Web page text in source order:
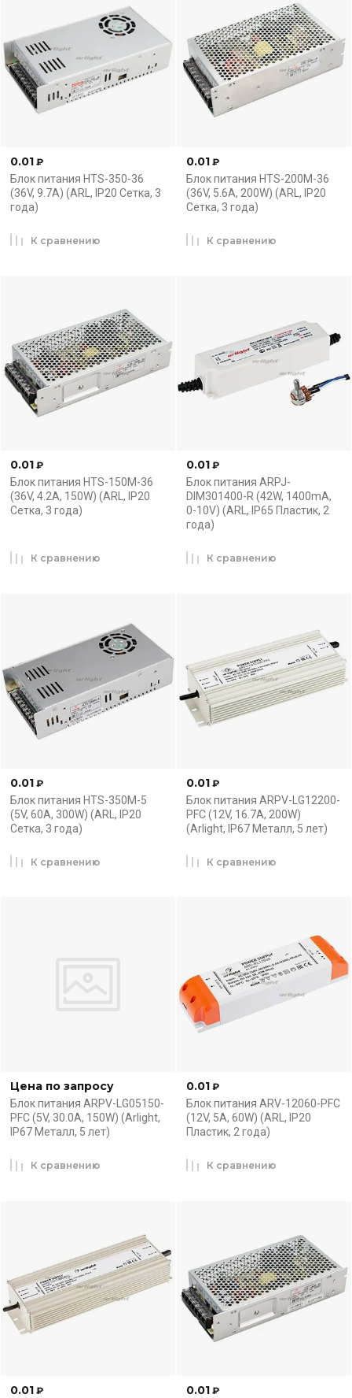
0.01 ₽
Блок питания HTS-350-36
(36V, 9.7A) (ARL, IP20 Сетка, 3
года)
К сравнению
0.01 ₽
Блок питания HTS-200M-36
(36V, 5.6A, 200W) (ARL, IP20
Сетка, 3 года)
К сравнению
0.01 ₽
Блок питания HTS-150M-36
(36V, 4.2A, 150W) (ARL, IP20
Сетка, 3 года)
К сравнению
0.01 ₽
Блок питания ARPJ-
DIM301400-R (42W, 1400mA,
0-10V) (ARL, IP65 Пластик, 2
года)
К сравнению
0.01 ₽
Блок питания HTS-350M-5
(5V, 60A, 300W) (ARL, IP20
Сетка, 3 года)
К сравнению
0.01 ₽
Блок питания ARPV-LG12200-
PFC (12V, 16.7A, 200W)
(Arlight, IP67 Металл, 5 лет)
К сравнению
Цена по запросу
Блок питания ARPV-LG05150-
PFC (5V, 30.0A, 150W) (Arlight,
IP67 Металл, 5 лет)
К сравнению
0.01 ₽
Блок питания ARV-12060-PFC
(12V, 5A, 60W) (ARL, IP20
Пластик, 2 года)
К сравнению
0.01 ₽ 0.01 ₽